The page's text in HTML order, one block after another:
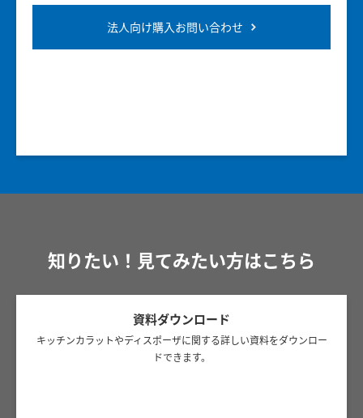
法人向け購入お問い合わせ
知りたい！見てみたい方はこちら
資料ダウンロード
キッチンカラットやディスポーザに関する詳しい資料をダウンロー
ドできます。